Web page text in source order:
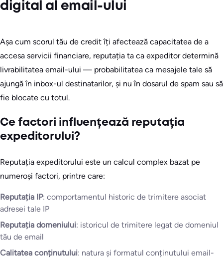
digital al email-ului
Așa cum scorul tău de credit îți afectează capacitatea de a
accesa servicii financiare, reputația ta ca expeditor determină
livrabilitatea email-ului — probabilitatea ca mesajele tale să
ajungă în inbox-ul destinatarilor, și nu în dosarul de spam sau să
fie blocate cu totul.
Ce factori influențează reputația
expeditorului?
Reputația expeditorului este un calcul complex bazat pe
numeroși factori, printre care:
Reputația IP: comportamentul historic de trimitere asociat
adresei tale IP
Reputația domeniului: istoricul de trimitere legat de domeniul
tău de email
Calitatea conținutului: natura și formatul conținutului email-